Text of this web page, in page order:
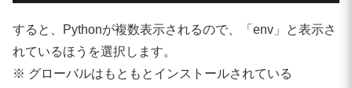
すると、Pythonが複数表示されるので、「env」と表示さ
れているほうを選択します。
※ グローバルはもともとインストールされている